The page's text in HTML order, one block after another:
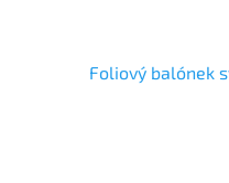
Foliový balónek